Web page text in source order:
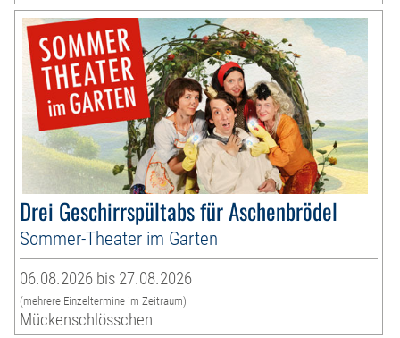
Drei Geschirrspültabs für Aschenbrödel
Sommer-Theater im Garten
06.08.2026 bis 27.08.2026
(mehrere Einzeltermine im Zeitraum)
Mückenschlösschen